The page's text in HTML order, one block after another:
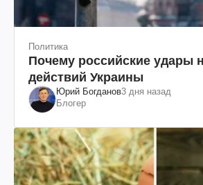
Политика
Почему российские удары
действий Украины
Юрий Богданов3 дня назад
Блогер